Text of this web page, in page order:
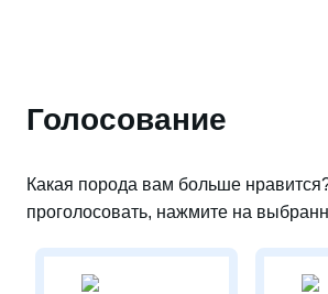
Голосование
Какая порода вам больше
проголосовать, нажмите на